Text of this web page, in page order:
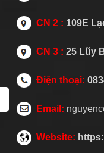
CN 2 : 109E
CN 3 : 25 Lũy
Điện thoại:
Email:
Website: